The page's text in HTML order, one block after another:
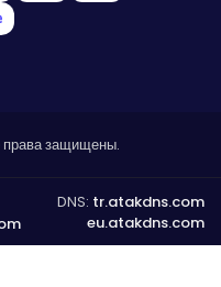
защищены.
DNS: tr.atakdns.com
eu.atakdns.com